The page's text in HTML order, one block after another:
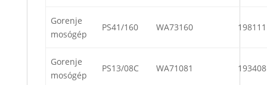
Gorenje
mosógép
PS41/160 WA73160 198111
Gorenje
mosógép
PS13/08C WA71081 193408